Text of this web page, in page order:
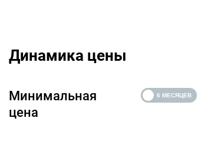
Динамика цены
Минимальная
цена